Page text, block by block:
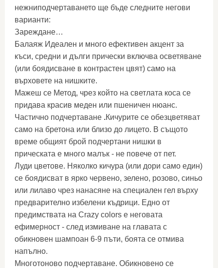
нежниподчертаването ще бъде следните негови
варианти:
Зареждане…
Балаяж Идеален и много ефективен акцент за
къси, средни и дълги прически включва осветяване
(или боядисване в контрастен цвят) само на
върховете на нишките.
Мажеш се Метод, чрез който на светлата коса се
придава красив меден или пшеничен нюанс.
Частично подчертаване .Кичурите се обезцветяват
само на бретона или близо до лицето. В същото
време общият брой подчертани нишки в
прическата е много малък - не повече от пет.
Луди цветове. Няколко кичура (или дори само един)
се боядисват в ярко червено, зелено, розово, синьо
или лилаво чрез нанасяне на специален гел върху
предварително избелени къдрици. Едно от
предимствата на Сrazy colors е неговата
ефимерност - след измиване на главата с
обикновен шампоан 6-9 пъти, боята се отмива
напълно.
Многотоново подчертаване. Обикновено се